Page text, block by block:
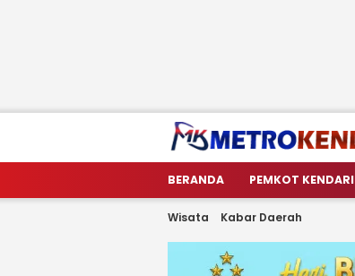
metrokendari
Berita Terkini Sulawesi Tenggara
BERANDA PEMKOT KENDARI
Wisata Kabar Daerah